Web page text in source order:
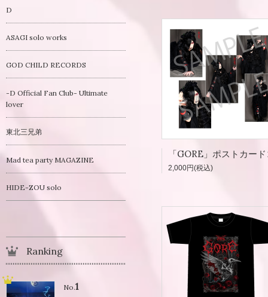
2,000円(税込)
D
ASAGI solo works
GOD CHILD RECORDS
-D Official Fan Club- Ultimate
lover
東北三兄弟
Mad tea party MAGAZINE
HIDE-ZOU solo
Ranking
No.1